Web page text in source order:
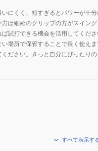
にくく、短すぎるとパワーが十
は細めのグリップの方がスイン
試打できる機会を活用してくださ
場所で保管することで長く使え
ださい。きっと自分にぴったりの
すべて表示す